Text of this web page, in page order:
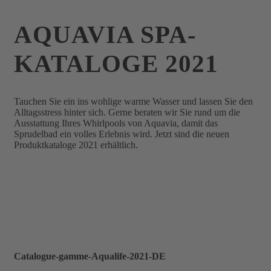
AQUAVIA SPA-
KATALOGE 2021
Tauchen Sie ein ins wohlige warme Wasser und lassen Sie den
Alltagsstress hinter sich. Gerne beraten wir Sie rund um die
Ausstattung Ihres Whirlpools von Aquavia, damit das
Sprudelbad ein volles Erlebnis wird. Jetzt sind die neuen
Produktkataloge 2021 erhältlich.
Catalogue-gamme-Aqualife-2021-DE